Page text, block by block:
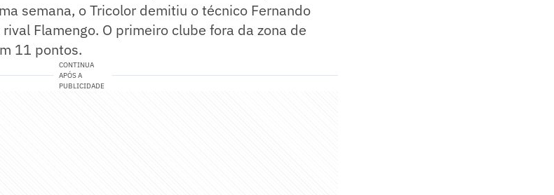
semana, o Tricolor demitiu o técnico Fernando
Flamengo. O primeiro clube fora da zona de
11 pontos.
CONTINUA
APÓS A
PUBLICIDADE